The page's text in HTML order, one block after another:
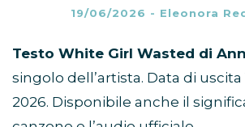
19/06/2026 - Eleonora
Testo White Girl Wasted di
singolo dell’artista. Data di uscita
2026. Disponibile anche il